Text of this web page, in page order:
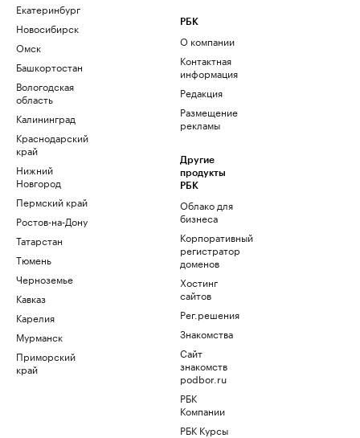
Екатеринбург
Новосибирск
Омск
Башкортостан
Вологодская
область
Калининград
Краснодарский
край
Нижний
Новгород
Пермский край
Ростов-на-Дону
Татарстан
Тюмень
Черноземье
Кавказ
Карелия
Мурманск
Приморский
край
РБК
О компании
Контактная
информация
Редакция
Размещение
рекламы
Другие
продукты
РБК
Облако для
бизнеса
Корпоративный
регистратор
доменов
Хостинг
сайтов
Рег.решения
Знакомства
Сайт
знакомств
podbor.ru
РБК
Компании
РБК Курсы